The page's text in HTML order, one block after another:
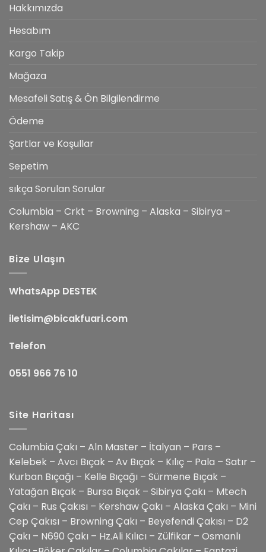
Hakkımızda
Hesabım
Kargo Takip
Mağaza
Mesafeli Satış & Ön Bilgilendirme
Ödeme
Şartlar ve Koşullar
Sepetim
sıkça Sorulan Sorular
Columbia – Crkt – Browning – Alaska – Sibirya –
Kershaw – AKC
Bize Ulaşın
WhatsApp DESTEK
iletisim@bicakfuari.com
Telefon
0551 966 76 10
Site Haritası
Columbia Çakı – Aln Master – İtalyan – Pars –
Kelebek – Avcı Bıçak – Av Bıçak – Kılıç – Pala – Satır –
Kurban Bıçağı – Kelle Bıçağı – Sürmene Bıçak –
Yatağan Bıçak – Bursa Bıçak – Sibirya Çakı – Mtech
Çakı – Rus Çakısı – Kershaw Çakı – Alaska Çakı – Mini
Cep Çakısı – Browning Çakı – Beyefendi Çakısı – D2
Çakı – N690 Çakı – Hz.Ali Kılıcı – Zülfikar – Osmanlı